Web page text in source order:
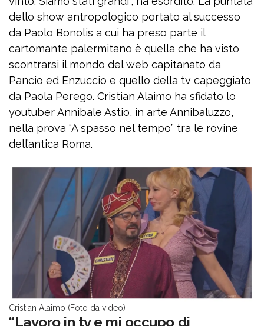
dello show antropologico portato al successo
da Paolo Bonolis a cui ha preso parte il
cartomante palermitano è quella che ha visto
scontrarsi il mondo del web capitanato da
Pancio ed Enzuccio e quello della tv capeggiato
da Paola Perego. Cristian Alaimo ha sfidato lo
youtuber Annibale Astio, in arte Annibaluzzo,
nella prova “A spasso nel tempo” tra le rovine
dell’antica Roma.
Cristian Alaimo (Foto da video)
“Lavoro in tv e mi occupo di